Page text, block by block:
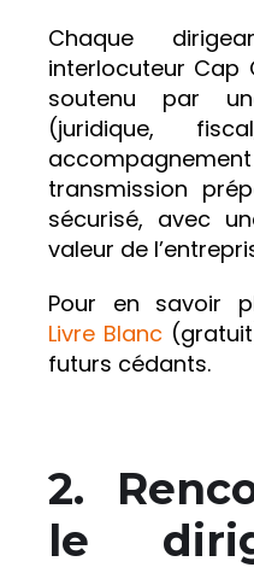
Chaque
interlocuteur Cap
soutenu par
(juridique,
transmission
sécurisé, avec
valeur de
Pour en savoir
Livre Blanc
futurs cédants.
2.
le